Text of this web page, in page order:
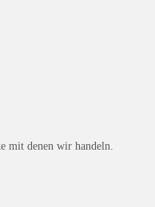
mit denen wir handeln.